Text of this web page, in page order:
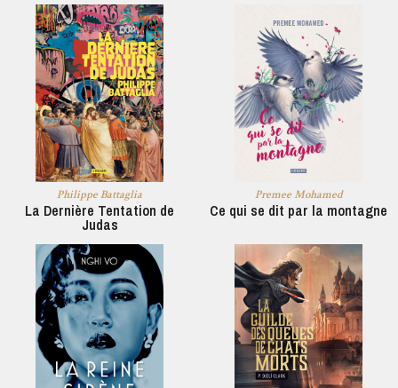
Philippe Battaglia
La Dernière Tentation de
Judas
Premee Mohamed
Ce qui se dit par la montagne